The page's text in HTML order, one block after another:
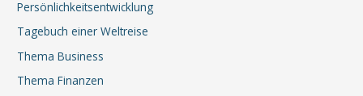
Persönlichkeitsentwicklung
Tagebuch einer Weltreise
Thema Business
Thema Finanzen